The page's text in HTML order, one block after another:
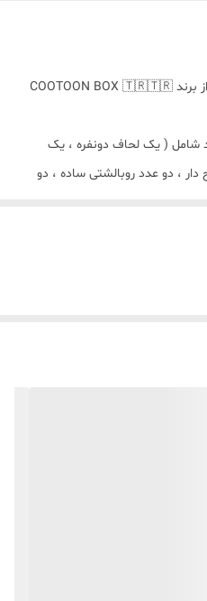
سرویس روتختی (کتان) مدیترانه ای از برند COOTOON BOX 🇹🇷🇹🇷
۸ تیکه میباشد شامل ( یک‌ لحاف دونفره ، یک
، دو عدد روبالشتی ساده ، دو